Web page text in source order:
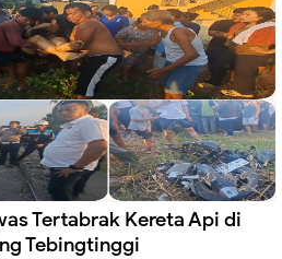
Tertabrak Kereta Api di
Tebingtinggi